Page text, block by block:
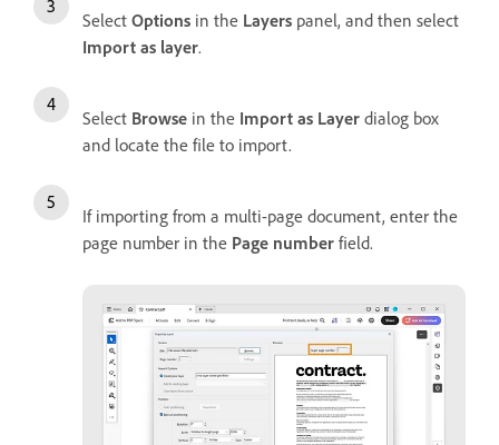
Select Options in the Layers panel, and then select
Import as layer.
Select Browse in the Import as Layer dialog box
and locate the file to import.
If importing from a multi-page document, enter the
page number in the Page number field.